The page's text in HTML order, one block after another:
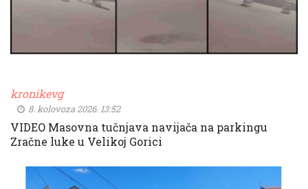
kronikevg
8. kolovoza 2026. 13:52
VIDEO Masovna tučnjava navijača na parkingu
Zračne luke u Velikoj Gorici